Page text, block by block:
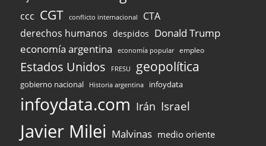
ccc CGT conflicto internacional
CTA
derechos humanos despidos Donald Trump
economía argentina
economía popular empleo
Estados Unidos FRESU geopolítica
gobierno nacional Historia argentina infoydata
infoydata.com Irán Israel
Javier Milei Malvinas medio oriente